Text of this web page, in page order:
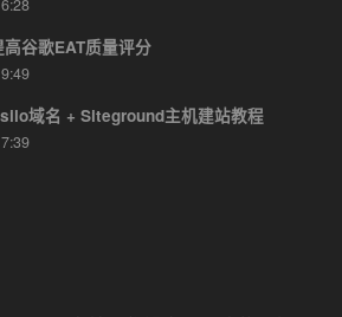
谷歌EAT质量评分
域名 + Siteground主机建站教程